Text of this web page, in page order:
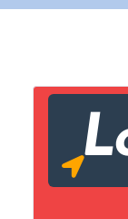
Copier lien